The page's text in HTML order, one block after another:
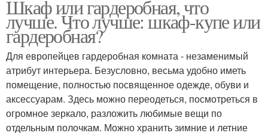
Шкаф или гардеробная, что
лучше. Что лучше: шкаф-купе или
гардеробная?
Для европейцев гардеробная комната - незаменимый
атрибут интерьера. Безусловно, весьма удобно иметь
помещение, полностью посвященное одежде, обуви и
аксессуарам. Здесь можно переодеться, посмотреться в
огромное зеркало, разложить любимые вещи по
отдельным полочкам. Можно хранить зимние и летние